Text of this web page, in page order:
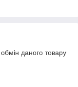
даного товару